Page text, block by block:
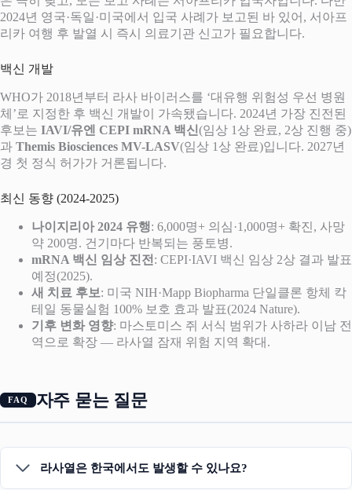
2024년 영국·독일·미국에서 입국 사례가 보고된 바 있어, 서아프
리카 여행 후 발열 시 즉시 의료기관 신고가 필요합니다.
백신 개발
WHO가 2018년부터 라사 바이러스를 ‘대유행 위험성 우선 병원
체’로 지정한 후 백신 개발이 가속됐습니다. 2024년 가장 진전된
후보는 IAVI/유엔 CEPI mRNA 백신 (임상 1상 완료, 2상 진행 중)
과 Themis Biosciences MV-LASV(임상 1상 완료)입니다. 2027년
경 첫 정식 허가가 거론됩니다.
최신 동향 (2024-2025)
나이지리아 2024 유행: 6,000명+ 의심·1,000명+ 확진, 사망
약 200명. 건기마다 반복되는 풍토병.
mRNA 백신 임상 진전 : CEPI·IAVI 백신 임상 2상 결과 발표
예정(2025).
새 치료 후보: 미국 NIH·Mapp Biopharma 단일클론 항체 칵
테일 동물실험 100% 보호 효과 발표(2024 Nature).
기후 변화 영향: 마스토미스 쥐 서식 범위가 사하라 이남 전
역으로 확장 — 라사열 잠재 위험 지역 확대.
자주 묻는 질문
라사열은 한국에서도 발생할 수 있나요?